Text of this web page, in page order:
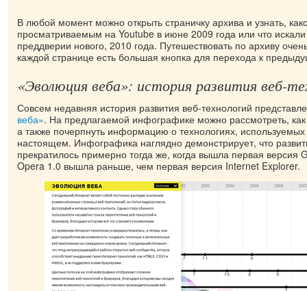
В любой момент можно открыть страничку архива и узнать,
просматриваемым на Youtube в июне 2009 года или что
преддверии нового, 2010 года. Путешествовать по архиву
каждой странице есть большая кнопка для перехода к
«Эволюция веба»: история развития веб-
Совсем недавняя история развития веб-технологий
веба». На предлагаемой инфографике можно рассмотреть,
а также почерпнуть информацию о технологиях,
настоящем. Инфографика наглядно демонстрирует, что
прекратилось примерно тогда же, когда вышла первая версия
Opera 1.0 вышла раньше, чем первая версия Internet Explorer.